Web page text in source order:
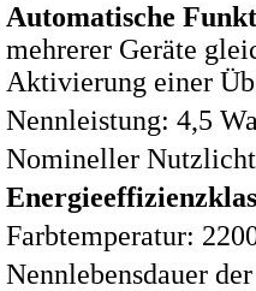
Automatische
mehrerer Geräte
Aktivierung einer
Nennleistung: 4,5
Nomineller
Farbtemperatur:
Nennlebensdauer